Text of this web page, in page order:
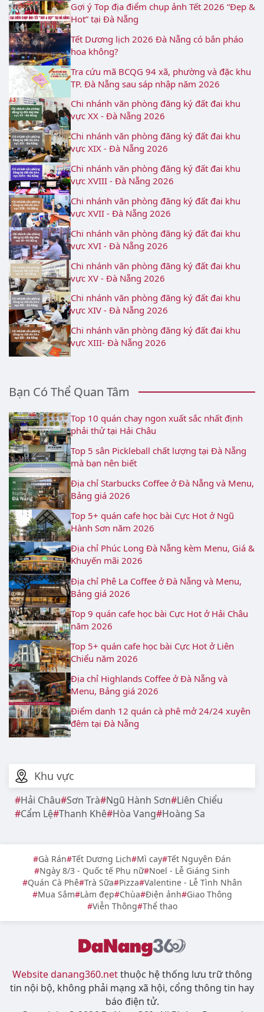
Khu vực
Hải Châu Sơn Trà Ngũ Hành Sơn Liên Chiểu
Cẩm Lệ Thanh Khê Hòa Vang Hoàng Sa
Gợi ý Top địa điểm chụp ảnh Tết 2026 “Đẹp &
Hot” tại Đà Nẵng
Tết Dương lịch 2026 Đà Nẵng có bắn pháo
hoa không?
Tra cứu mã BCQG 94 xã, phường và đặc khu
TP. Đà Nẵng sau sáp nhập năm 2026
Chi nhánh văn phòng đăng ký đất đai khu
vực XX - Đà Nẵng 2026
Chi nhánh văn phòng đăng ký đất đai khu
vực XIX - Đà Nẵng 2026
Chi nhánh văn phòng đăng ký đất đai khu
vực XVIII - Đà Nẵng 2026
Chi nhánh văn phòng đăng ký đất đai khu
vực XVII - Đà Nẵng 2026
Chi nhánh văn phòng đăng ký đất đai khu
vực XVI - Đà Nẵng 2026
Chi nhánh văn phòng đăng ký đất đai khu
vực XV - Đà Nẵng 2026
Chi nhánh văn phòng đăng ký đất đai khu
vực XIV - Đà Nẵng 2026
Chi nhánh văn phòng đăng ký đất đai khu
vực XIII- Đà Nẵng 2026
Bạn Có Thể Quan Tâm
Top 10 quán chay ngon xuất sắc nhất định
phải thử tại Hải Châu
Top 5 sân Pickleball chất lượng tại Đà Nẵng
mà bạn nên biết
Địa chỉ Starbucks Coffee ở Đà Nẵng và Menu,
Bảng giá 2026
Top 5+ quán cafe học bài Cực Hot ở Ngũ
Hành Sơn năm 2026
Địa chỉ Phúc Long Đà Nẵng kèm Menu, Giá &
Khuyến mãi 2026
Địa chỉ Phê La Coffee ở Đà Nẵng và Menu,
Bảng giá 2026
Top 9 quán cafe học bài Cực Hot ở Hải Châu
năm 2026
Top 5+ quán cafe học bài Cực Hot ở Liên
Chiểu năm 2026
Địa chỉ Highlands Coffee ở Đà Nẵng và
Menu, Bảng giá 2026
Điểm danh 12 quán cà phê mở 24/24 xuyên
đêm tại Đà Nẵng
Gà Rán Tết Dương Lịch Mì cay Tết Nguyên Đán
Ngày 8/3 - Quốc tế Phụ nữ Noel - Lễ Giáng Sinh
Quán Cà Phê Trà Sữa Pizza Valentine - Lễ Tình Nhân
Mua Sắm Làm đẹp Chùa Điện ảnh Giao Thông
Viễn Thông Thể thao
Website danang360.netthuộc hệ thống lưu trữ thông
tin nội bộ, không phải mạng xã hội, cổng thông tin hay
báo điện tử.